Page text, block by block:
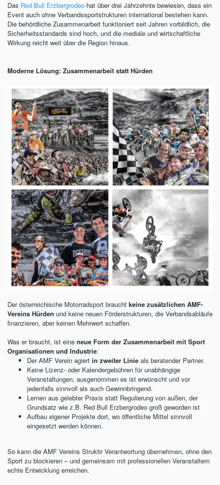
Das Red Bull Erzbergrodeo hat über drei Jahrzehnte bewiesen, dass ein
Event auch ohne Verbandssportstrukturen international bestehen kann.
Die behördliche Zusammenarbeit funktioniert seit Jahren vorbildlich, die
Sicherheitsstandards sind hoch, und die mediale und wirtschaftliche
Wirkung reicht weit über die Region hinaus.
Moderne Lösung: Zusammenarbeit statt Hürden
Der österreichische Motorradsport braucht keine zusätzlichen AMF-
Vereins Hürden und keine neuen Förderstrukturen, die Verbandsabläufe
finanzieren, aber keinen Mehrwert schaffen.
Was er braucht, ist eine neue Form der Zusammenarbeit mit Sport
Organisationen und Industrie:
Der AMF Verein agiert in zweiter Linie als beratender Partner.
Keine Lizenz- oder Kalendergebühren für unabhängige
Veranstaltungen, ausgenommen es ist erwünscht und vor
jedenfalls sinnvoll als auch Gewinnbringend.
Lernen aus gelebter Praxis statt Regulierung von außen, der
Grundsatz wie z.B. Red Bull Erzbergrodeo groß geworden ist
Aufbau eigener Projekte dort, wo öffentliche Mittel sinnvoll
eingesetzt werden können.
So kann die AMF Vereins Struktir Verantwortung übernehmen, ohne den
Sport zu blockieren – und gemeinsam mit professionellen Veranstaltern
echte Entwicklung erreichen.